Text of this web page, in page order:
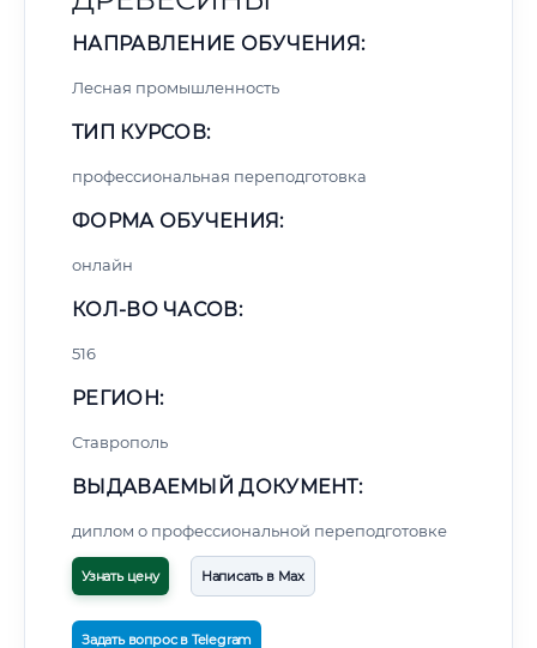
НАПРАВЛЕНИЕ ОБУЧЕНИЯ:
Лесная промышленность
ТИП КУРСОВ:
профессиональная переподготовка
ФОРМА ОБУЧЕНИЯ:
онлайн
КОЛ-ВО ЧАСОВ:
516
РЕГИОН:
Ставрополь
ВЫДАВАЕМЫЙ ДОКУМЕНТ:
диплом о профессиональной переподготовке
Узнать цену Написать в Max
Задать вопрос в Telegram